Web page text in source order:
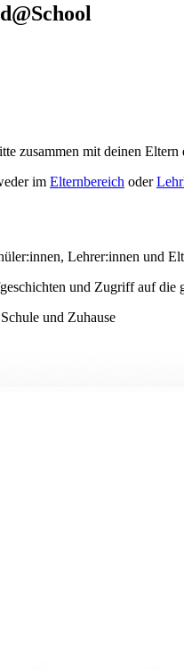
zusammen mit deinen Eltern
im Elternbereich oder
Lehrer:innen und
und Zugriff auf
und Zuhause